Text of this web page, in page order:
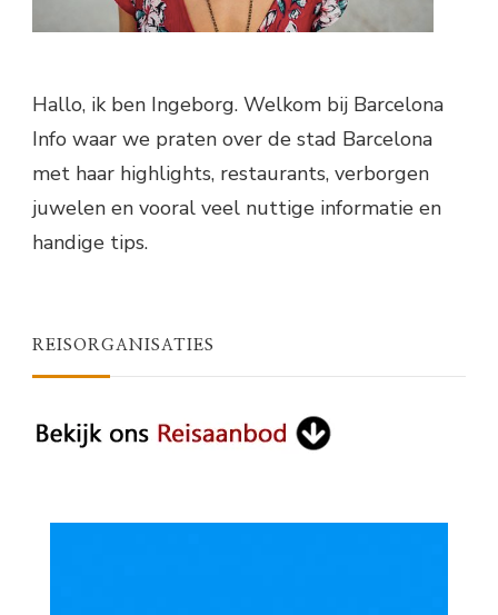
Hallo, ik ben Ingeborg. Welkom bij Barcelona
Info waar we praten over de stad Barcelona
met haar highlights, restaurants, verborgen
juwelen en vooral veel nuttige informatie en
handige tips.
REISORGANISATIES